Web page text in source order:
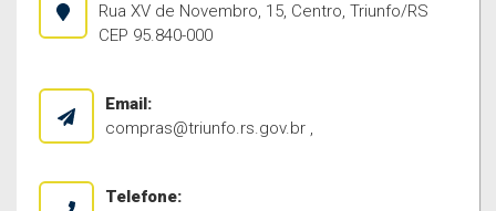
Rua XV de Novembro, 15, Centro, Triunfo/RS
CEP 95.840-000
Email:
compras@triunfo.rs.gov.br ,
Telefone: